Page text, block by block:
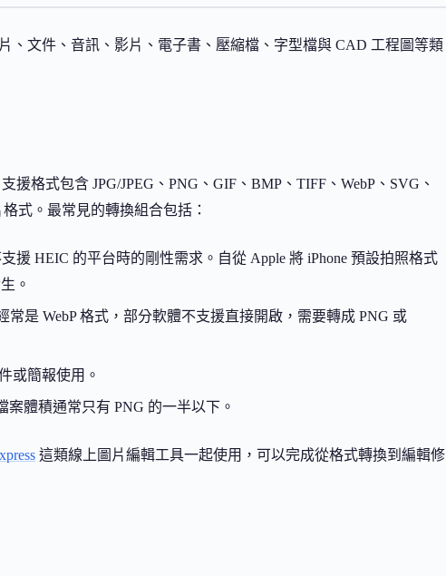
、文件、音訊、影片、電子書、壓縮檔、字型檔與 CAD 工程圖等類
格式包含 JPG/JPEG、PNG、GIF、BMP、TIFF、WebP、SVG、
式。最常見的轉換組合包括：
支援 HEIC 的平台時的剛性需求。自從 Apple 將 iPhone 預設拍照格式
。
常是 WebP 格式，部分軟體不支援直接開啟，需要轉成 PNG 或
或簡報使用。
案體積通常只有 PNG 的一半以下。
這類線上圖片編輯工具一起使用，可以完成從格式轉換到編輯修